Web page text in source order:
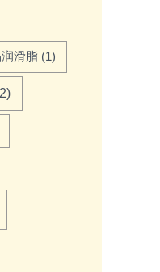
滑脂 (1)